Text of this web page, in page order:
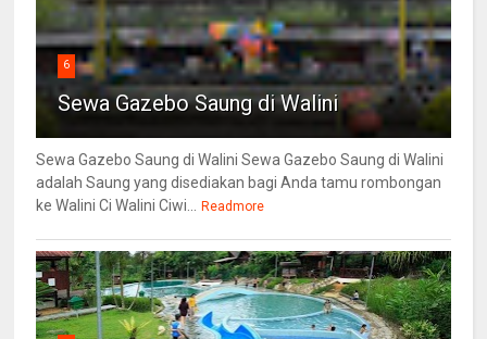
6
Sewa Gazebo Saung di Walini
Sewa Gazebo Saung di Walini Sewa Gazebo Saung di Walini
adalah Saung yang disediakan bagi Anda tamu rombongan
ke Walini Ci Walini Ciwi...
Readmore